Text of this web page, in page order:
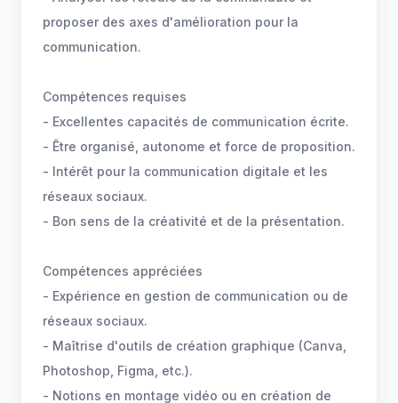
proposer des axes d'amélioration pour la
communication.
Compétences requises
- Excellentes capacités de communication écrite.
- Être organisé, autonome et force de proposition.
- Intérêt pour la communication digitale et les
réseaux sociaux.
- Bon sens de la créativité et de la présentation.
Compétences appréciées
- Expérience en gestion de communication ou de
réseaux sociaux.
- Maîtrise d'outils de création graphique (Canva,
Photoshop, Figma, etc.).
- Notions en montage vidéo ou en création de